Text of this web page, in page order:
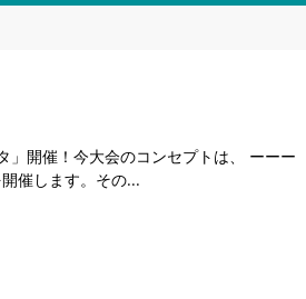
開催！今大会のコンセプトは、 ーー
催します。その